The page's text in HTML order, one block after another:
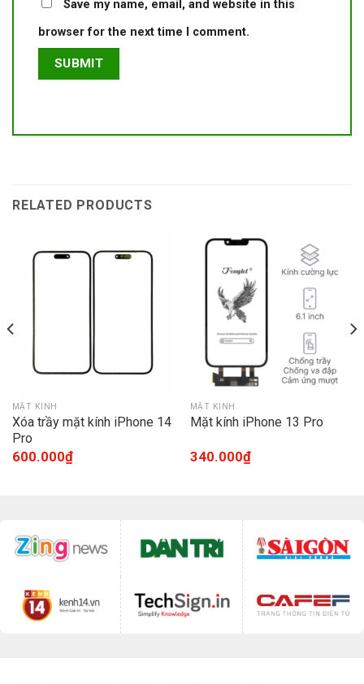
Save my name, email, and website in this
browser for the next time I comment.
RELATED PRODUCTS
MẶT KÍNH
Xóa trầy mặt kính iPhone 14
Pro
600.000₫
MẶT KÍNH
Mặt kính iPhone 13 Pro
340.000₫